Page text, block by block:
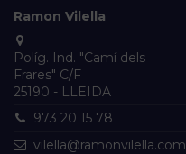
Ramon Vilella
Políg. Ind. "Camí dels
Frares" C/F
25190 - LLEIDA
973 20 15 78
vilella@ramonvilella.com